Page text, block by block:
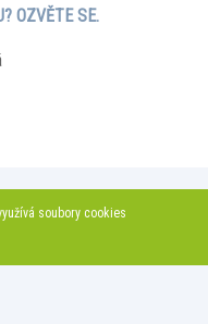
OZVĚTE SE.
soubory cookies